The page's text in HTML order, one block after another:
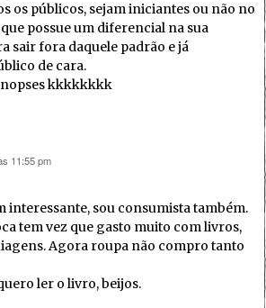
os públicos, sejam iniciantes ou não no
possue um diferencial na sua
sair fora daquele padrão e já
de cara.
kkkkkkkk
11:55 pm
interessante, sou consumista também.
tem vez que gasto muito com livros,
Agora roupa não compro tanto
ler o livro, beijos.